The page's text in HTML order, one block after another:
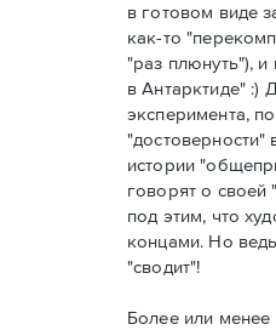
в готовом виде
как-то
"раз плюнуть"),
в Антарктиде" :)
эксперимента,
"достоверности"
истории
говорят о своей
под этим, что
концами. Но
"сводит"!
Более или